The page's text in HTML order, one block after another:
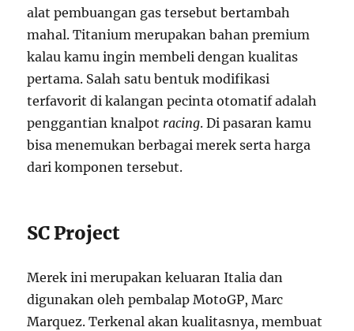
alat pembuangan gas tersebut bertambah
mahal. Titanium merupakan bahan premium
kalau kamu ingin membeli dengan kualitas
pertama. Salah satu bentuk modifikasi
terfavorit di kalangan pecinta otomatif adalah
penggantian knalpot racing. Di pasaran kamu
bisa menemukan berbagai merek serta harga
dari komponen tersebut.
SC Project
Merek ini merupakan keluaran Italia dan
digunakan oleh pembalap MotoGP, Marc
Marquez. Terkenal akan kualitasnya, membuat